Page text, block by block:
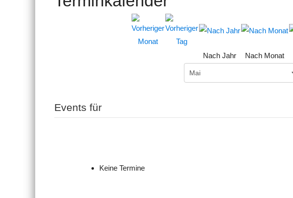
Nach Jahr Nach Monat
Events für
Keine Termine